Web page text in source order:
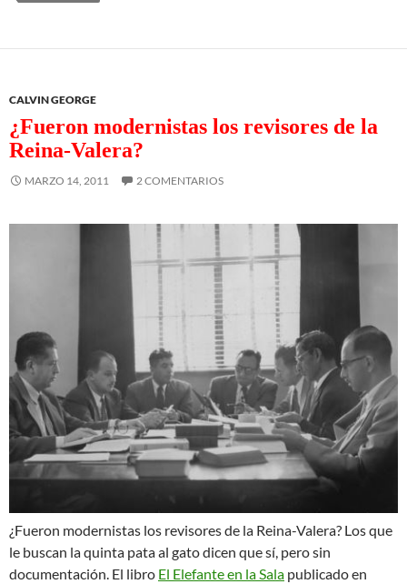
CALVIN GEORGE
¿Fueron modernistas los revisores de la
Reina-Valera?
MARZO 14, 2011 2 COMENTARIOS
¿Fueron modernistas los revisores de la Reina-Valera? Los que
le buscan la quinta pata al gato dicen que sí, pero sin
documentación. El libro El Elefante en la Sala publicado en